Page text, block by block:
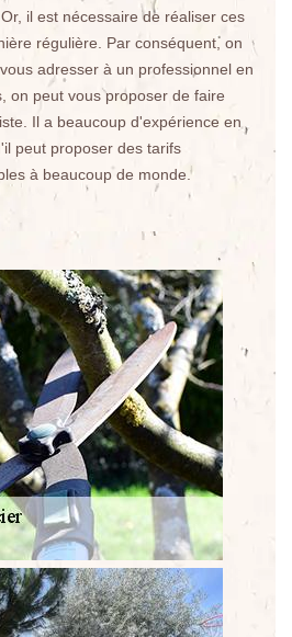
il est nécessaire de réaliser ces
régulière. Par conséquent, on
adresser à un professionnel en
on peut vous proposer de faire
Il a beaucoup d'expérience en
peut proposer des tarifs
à beaucoup de monde.